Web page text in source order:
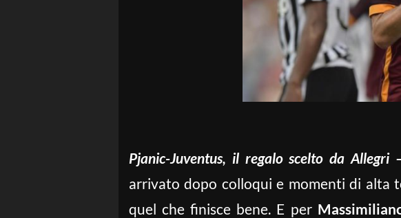
Pjanic-Juventus, il regalo scelto da Allegri
arrivato dopo colloqui e momenti di alta
quel che finisce bene. E per